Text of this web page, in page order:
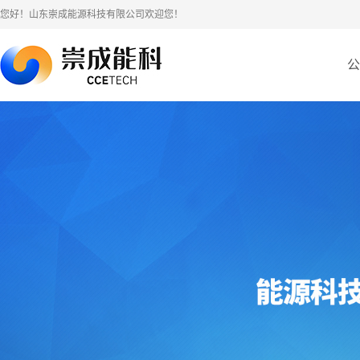
您好！山东崇成能源科技有限公司欢迎您！